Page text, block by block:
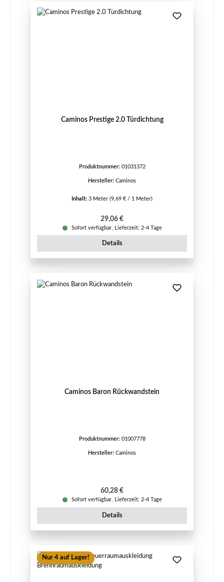
Caminos Prestige 2.0 Türdichtung
Produktnummer: 01031372
Hersteller: Caminos
Inhalt: 3 Meter (9,69 € / 1 Meter)
Regulärer Preis:
29,06 €
Sofort verfügbar, Lieferzeit: 2-4 Tage
Details
Caminos Baron Rückwandstein
Produktnummer: 01007778
Hersteller: Caminos
Regulärer Preis:
60,28 €
Sofort verfügbar, Lieferzeit: 2-4 Tage
Details
Nur 4 auf Lager!